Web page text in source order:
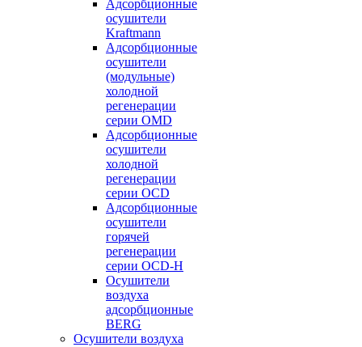
Адсорбционные
осушители
Kraftmann
Адсорбционные
осушители
(модульные)
холодной
регенерации
серии OMD
Адсорбционные
осушители
холодной
регенерации
серии OCD
Адсорбционные
осушители
горячей
регенерации
серии OСD-H
Осушители
воздуха
адсорбционные
BERG
Осушители воздуха